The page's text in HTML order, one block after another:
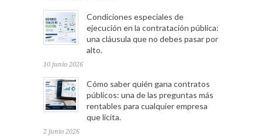
Condiciones especiales de
ejecución en la contratación pública:
una cláusula que no debes pasar por
alto.
10 junio 2026
Cómo saber quién gana contratos
públicos: una de las preguntas más
rentables para cualquier empresa
que licita.
2 junio 2026